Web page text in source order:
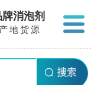
消泡剂
地货源